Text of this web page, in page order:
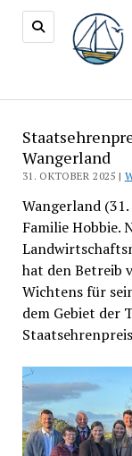
Wangerland
31. OKTOBER 2025 |
Wangerland
Familie Hobbie.
hat den Betreib
Wichtens für
dem Gebiet der